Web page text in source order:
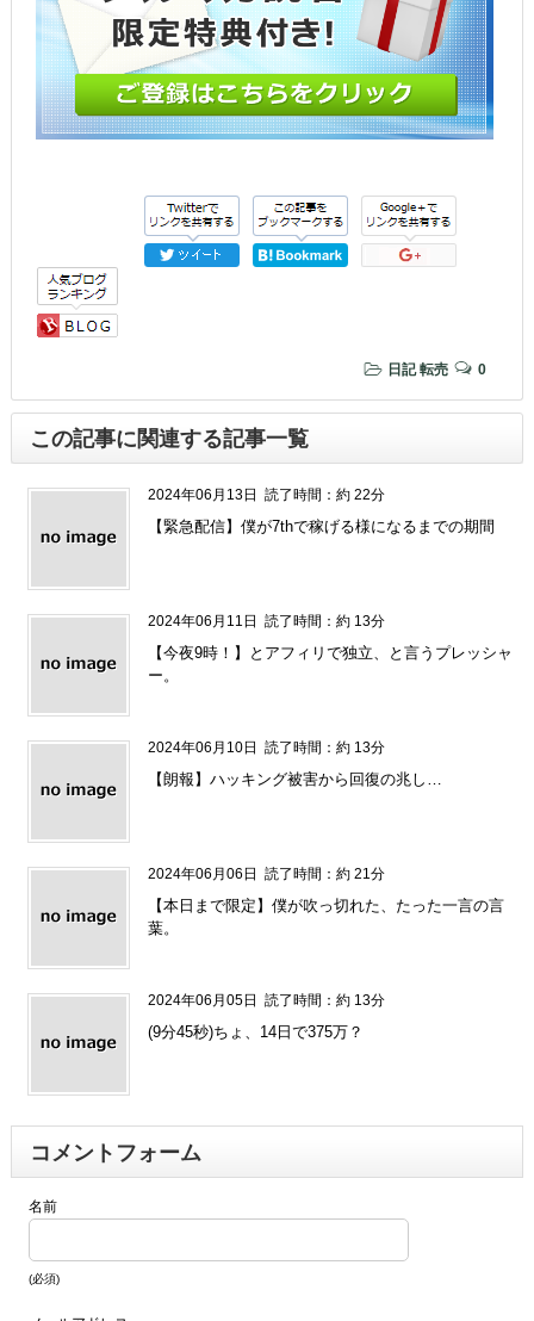
日記 転売 0
この記事に関連する記事一覧
2024年06月13日 読了時間：約 22分
【緊急配信】僕が7thで稼げる様になるまでの期間
2024年06月11日 読了時間：約 13分
【今夜9時！】とアフィリで独立、と言うプレッシャ
ー。
2024年06月10日 読了時間：約 13分
【朗報】ハッキング被害から回復の兆し…
2024年06月06日 読了時間：約 21分
【本日まで限定】僕が吹っ切れた、たった一言の言
葉。
2024年06月05日 読了時間：約 13分
(9分45秒)ちょ、14日で375万？
コメントフォーム
名前
(必須)